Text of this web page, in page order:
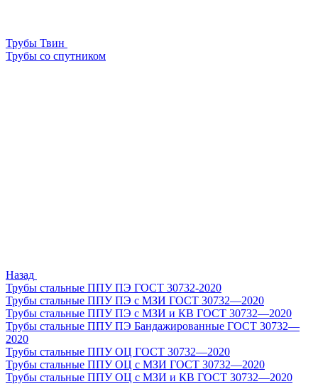
Трубы Твин
Трубы со спутником
Назад
Трубы стальные ППУ ПЭ ГОСТ 30732-2020
Трубы стальные ППУ ПЭ с МЗИ ГОСТ 30732—2020
Трубы стальные ППУ ПЭ с МЗИ и КВ ГОСТ 30732—2020
Трубы стальные ППУ ПЭ Бандажированные ГОСТ 30732—
2020
Трубы стальные ППУ ОЦ ГОСТ 30732—2020
Трубы стальные ППУ ОЦ с МЗИ ГОСТ 30732—2020
Трубы стальные ППУ ОЦ с МЗИ и КВ ГОСТ 30732—2020